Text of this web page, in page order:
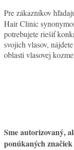
Pre zákazníkov
Hair Clinic
potrebujete riešiť
svojich vlasov,
oblasti vlasovej
Smeautorizovaný,
ponúkaných